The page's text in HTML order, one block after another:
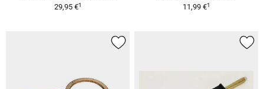
29,95 €1
11,99 €1